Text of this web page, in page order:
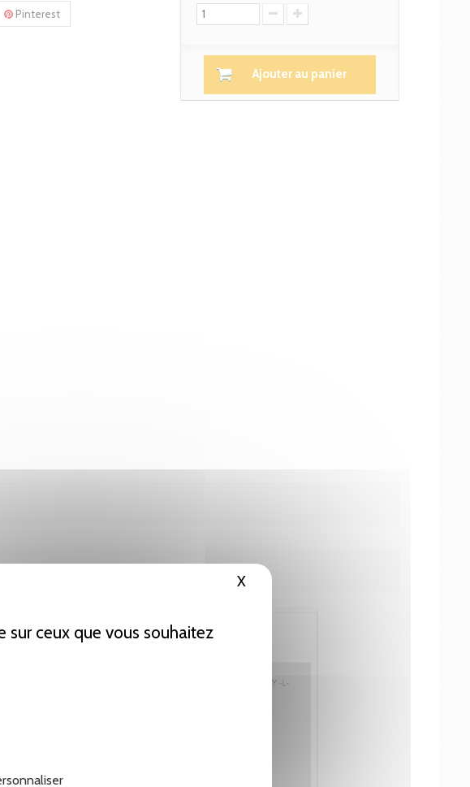
sur ceux que vous souhaitez
X Masquer le bandeau des cookies
Pinterest
Ajouter au panier